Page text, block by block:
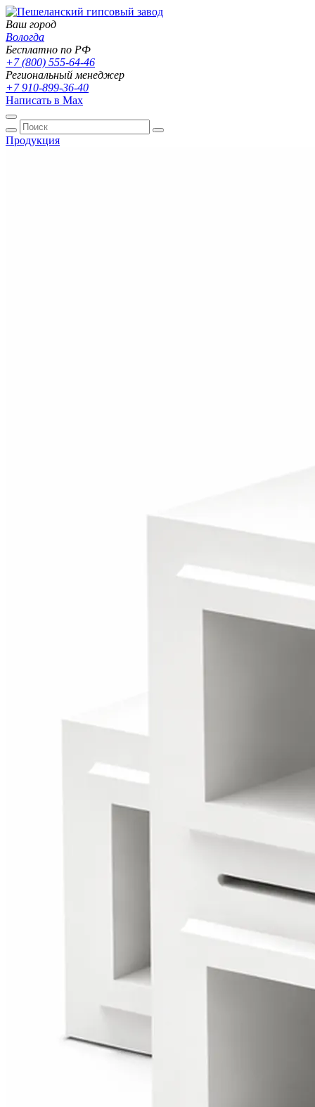
Ваш город
Вологда
Бесплатно по РФ
+7 (800) 555-64-46
Региональный менеджер
+7 910-899-36-40
Написать в Max
Продукция